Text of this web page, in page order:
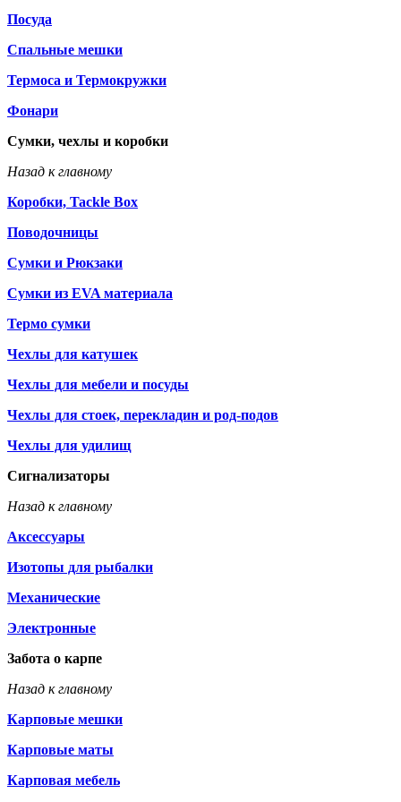
Посуда
Спальные мешки
Термоса и Термокружки
Фонари
Сумки, чехлы и коробки
Назад к главному
Коробки, Tackle Box
Поводочницы
Сумки и Рюкзаки
Сумки из EVA материала
Термо сумки
Чехлы для катушек
Чехлы для мебели и посуды
Чехлы для стоек, перекладин и род-подов
Чехлы для удилищ
Сигнализаторы
Назад к главному
Аксессуары
Изотопы для рыбалки
Механические
Электронные
Забота о карпе
Назад к главному
Карповые мешки
Карповые маты
Карповая мебель